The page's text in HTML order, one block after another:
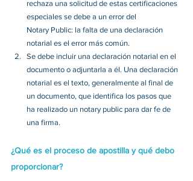
rechaza una solicitud de estas certificaciones
especiales se debe a un error del
Notary Public: la falta de una declaración
notarial es el error más común.
Se debe incluir una declaración notarial en el
documento o adjuntarla a él. Una declaración
notarial es el texto, generalmente al final de
un documento, que identifica los pasos que
ha realizado un notary public para dar fe de
una firma.
¿Qué es el proceso de apostilla y qué debo
proporcionar?